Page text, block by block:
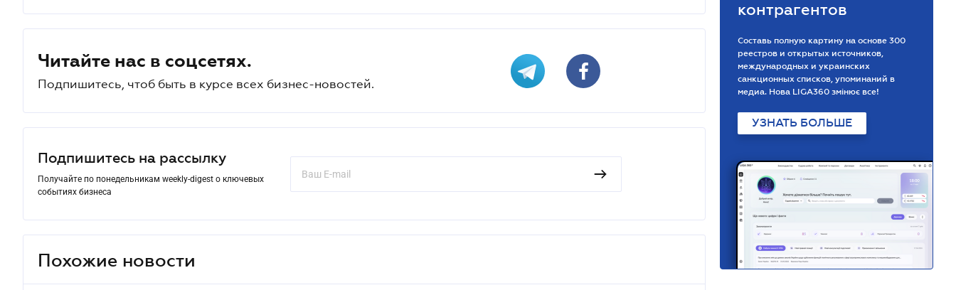
Читайте нас в соцсетях.
Подпишитесь, чтоб быть в курсе всех бизнес-новостей.
Подпишитесь на рассылку
Получайте по понедельникам weekly-digest о ключевых
событиях бизнеса
Похожие новости
контрагентов
Составь полную картину на основе 300
реестров и открытых источников,
международных и украинских
санкционных списков, упоминаний в
медиа. Нова LIGA360 змінює все!
УЗНАТЬ БОЛЬШЕ